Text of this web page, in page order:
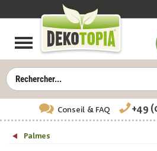
Conseil& FAQ +49
Palmes